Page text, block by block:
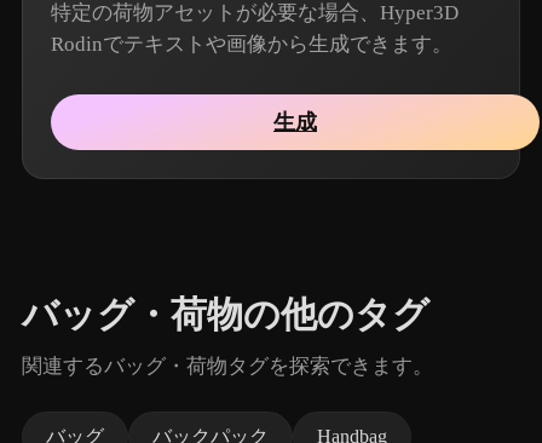
特定の荷物アセットが必要な場合、Hyper3D
Rodinでテキストや画像から生成できます。
生成
バッグ・荷物の他のタグ
関連するバッグ・荷物タグを探索できます。
バッグ バックパック Handbag